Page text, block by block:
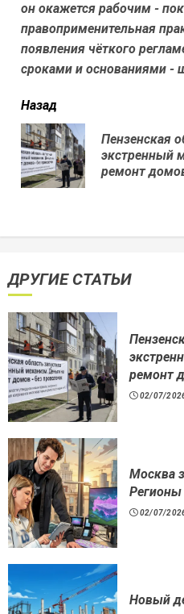
он окажется рабочим -
правоприменительная
появления чёткого
сроками и основаниями -
читать
еще
Назад
Пензенская
экстренный
ремонт
ДРУГИЕ СТАТЬИ
ремонт
02/07/
Москва
Регионы
02/07/
Новый